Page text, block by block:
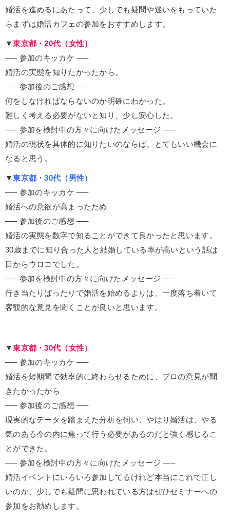
婚活を進めるにあたって、少しでも疑問や迷いをもっていた
らまずは婚活カフェの参加をおすすめします。
▼東京都・20代（女性）
—– 参加のキッカケ —–
婚活の実態を知りたかったから。
—– 参加後のご感想 —–
何をしなければならないのか明確にわかった。
難しく考える必要がないと知り、少し安心した。
—– 参加を検討中の方々に向けたメッセージ —–
婚活の現状を具体的に知りたいのならば、とてもいい機会に
なると思う。
▼東京都・30代（男性）
—– 参加のキッカケ —–
婚活への意欲が高まったため
—– 参加後のご感想 —–
婚活の実態を数字で知ることができて良かったと思います。
30歳までに知り合った人と結婚している率が高いという話は
目からウロコでした。
—– 参加を検討中の方々に向けたメッセージ —–
行き当たりばったりで婚活を始めるよりは、一度落ち着いて
客観的な意見を聞くことが良いと思います。
▼東京都・30代（女性）
—– 参加のキッカケ —–
婚活を短期間で効率的に終わらせるために、プロの意見が聞
きたかったから
—– 参加後のご感想 —–
現実的なデータを踏まえた分析を伺い、やはり婚活は、やる
気のある今の内に焦って行う必要があるのだと強く感じるこ
とができた。
—– 参加を検討中の方々に向けたメッセージ —–
婚活イベントにいろいろ参加してるけれど本当にこれで正し
いのか、少しでも疑問に思われている方はぜひセミナーへの
参加をお勧めします。